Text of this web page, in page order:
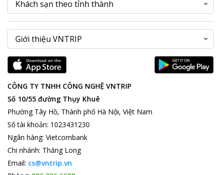
CÔNG TY TNHH CÔNG NGHỆ VNTRIP
Số 10/55 đường Thụy Khuê
Phường Tây Hồ, Thành phố Hà Nội, Việt Nam
Số tài khoản: 1023431230
Ngân hàng: Vietcombank
Chi nhánh: Thăng Long
Email: cs@vntrip.vn